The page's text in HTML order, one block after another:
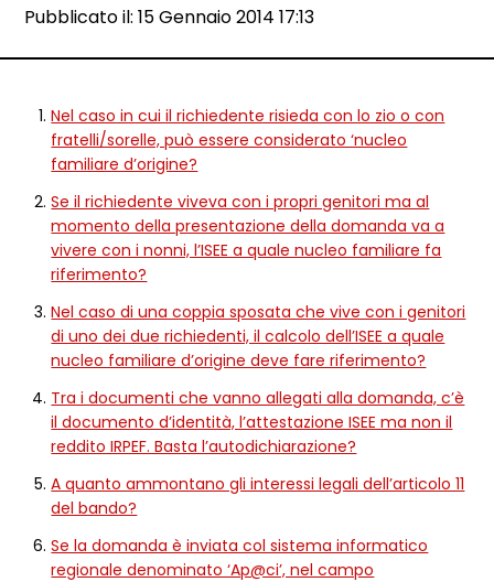
Data e ora:
Pubblicato il: 15 Gennaio 2014 17:13
Dettagli articolo
Nel caso in cui il richiedente risieda con lo zio o con
fratelli/sorelle, può essere considerato ‘nucleo
familiare d’origine?
Se il richiedente viveva con i propri genitori ma al
momento della presentazione della domanda va a
vivere con i nonni, l’ISEE a quale nucleo familiare fa
riferimento?
Nel caso di una coppia sposata che vive con i genitori
di uno dei due richiedenti, il calcolo dell’ISEE a quale
nucleo familiare d’origine deve fare riferimento?
Tra i documenti che vanno allegati alla domanda, c’è
il documento d’identità, l’attestazione ISEE ma non il
reddito IRPEF. Basta l’autodichiarazione?
A quanto ammontano gli interessi legali dell’articolo 11
del bando?
Se la domanda è inviata col sistema informatico
regionale denominato ‘Ap@ci’, nel campo